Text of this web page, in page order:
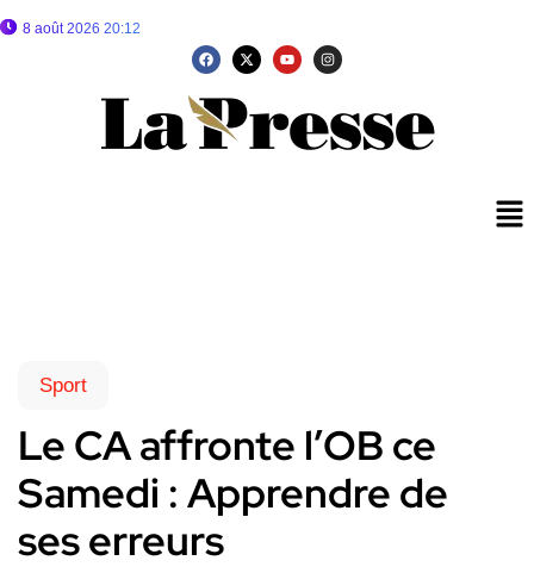
8 août 2026 20:12
Sport
Le CA affronte l’OB ce
Samedi : Apprendre de
ses erreurs